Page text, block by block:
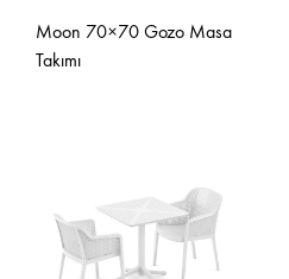
Moon 70×70 Gozo Masa
Takımı